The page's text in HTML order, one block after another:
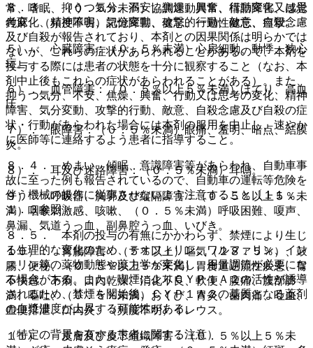
８．３． 抑うつ気分、不安、焦燥、興奮、行動変化又は思
考変化、精神障害、気分変動、攻撃的行動、敵意、自殺念慮
及び自殺が報告されており、本剤との因果関係は明らかでは
ないが、これらの症状があらわれることがあるので、本剤を
投与する際には患者の状態を十分に観察すること（なお、本
剤中止後もこれらの症状があらわれることがある）。また、
抑うつ気分、不安、焦燥、興奮、行動又は思考の変化、精神
障害、気分変動、攻撃的行動、敵意、自殺念慮及び自殺の症
状・行動があらわれた場合には本剤の服用を中止し、速やか
に医師等に連絡するよう患者に指導すること。
８．４． めまい、傾眠、意識障害等があらわれ、自動車事
故に至った例も報告されているので、自動車の運転等危険を
伴う機械の操作に従事させないよう注意すること〔１１．
１．３参照〕。
８．５． 本剤の投与の有無にかかわらず、禁煙により生じ
る生理的な変化のため、テオフィリン、ワルファリン、イン
スリン等の薬物動態や薬力学が変化し、用量調節が必要にな
る場合がある。また、喫煙によりＣＹＰ１Ａ２の活性が誘導
されるため、禁煙を開始後、ＣＹＰ１Ａ２の基質となる薬剤
の血漿濃度が上昇する可能性がある。
（特定の背景を有する患者に関する注意）
常、嗜眠、（０．５％未満）協調運動異常、構語障害、感覚
鈍麻、（頻度不明）記憶障害、健忘、一過性健忘、痙攣。
５）． 心臓障害：（０．５％未満）心房細動、動悸、狭心
症。
６）． 血管障害：（０．５％以上５％未満）ほてり、高血
圧。
７）． 眼障害：（０．５％未満）眼痛、羞明、暗点、結膜
炎。
８）． 耳及び迷路障害：（０．５％未満）耳鳴。
９）． 呼吸器、胸郭及び縦隔障害：（０．５％以上５％未
満）咽喉刺激感、咳嗽、（０．５％未満）呼吸困難、嗄声、
鼻漏、気道うっ血、副鼻腔うっ血、いびき。
１０）． 胃腸障害：（５％以上）嘔気（２８．５％）、鼓
腸、便秘、（０．５％以上５％未満）胃食道逆流性疾患、胃
不快感、下痢、口内乾燥、消化不良、軟便、腹痛、腹部膨
満、嘔吐、（０．５％未満）おくび、胃炎、歯肉痛、吐血、
血便排泄、口内炎、（頻度不明）イレウス。
１１）． 皮膚及び皮下組織障害：（０．５％以上５％未